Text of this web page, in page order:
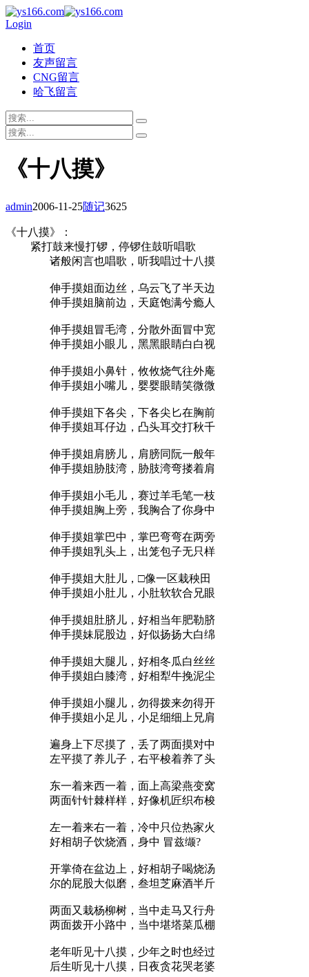
Login
首页
友声留言
CNG留言
哈飞留言
《十八摸》
admin2006-11-25随记3625
《十八摸》：
紧打鼓来慢打锣，停锣住鼓听唱歌
诸般闲言也唱歌，听我唱过十八摸
伸手摸姐面边丝，乌云飞了半天边
伸手摸姐脑前边，天庭饱满兮瘾人
伸手摸姐冒毛湾，分散外面冒中宽
伸手摸姐小眼儿，黑黑眼睛白白视
伸手摸姐小鼻针，攸攸烧气往外庵
伸手摸姐小嘴儿，婴婴眼睛笑微微
伸手摸姐下各尖，下各尖匕在胸前
伸手摸姐耳仔边，凸头耳交打秋千
伸手摸姐肩膀儿，肩膀同阮一般年
伸手摸姐胁肢湾，胁肢湾弯搂着肩
伸手摸姐小毛儿，赛过羊毛笔一枝
伸手摸姐胸上旁，我胸合了你身中
伸手摸姐掌巴中，掌巴弯弯在两旁
伸手摸姐乳头上，出笼包子无只样
伸手摸姐大肚儿，□像一区栽秧田
伸手摸姐小肚儿，小肚软软合兄眼
伸手摸姐肚脐儿，好相当年肥勒脐
伸手摸妹屁股边，好似扬扬大白绵
伸手摸姐大腿儿，好相冬瓜白丝丝
伸手摸姐白膝湾，好相犁牛挽泥尘
伸手摸姐小腿儿，勿得拨来勿得开
伸手摸姐小足儿，小足细细上兄肩
遍身上下尽摸了，丢了两面摸对中
左平摸了养儿子，右平梭着养了头
东一着来西一着，面上高梁燕变窝
两面针针棘样样，好像机匠织布梭
左一着来右一着，冷中只位热家火
好相胡子饮烧酒，身中 冒兹缬?
开掌倚在盆边上，好相胡子喝烧汤
尔的屁股大似磨，叁坦芝麻酒半斤
两面又栽杨柳树，当中走马又行舟
两面拨开小路中，当中堪塔菜瓜棚
老年听见十八摸，少年之时也经过
后生听见十八摸，日夜贪花哭老婆